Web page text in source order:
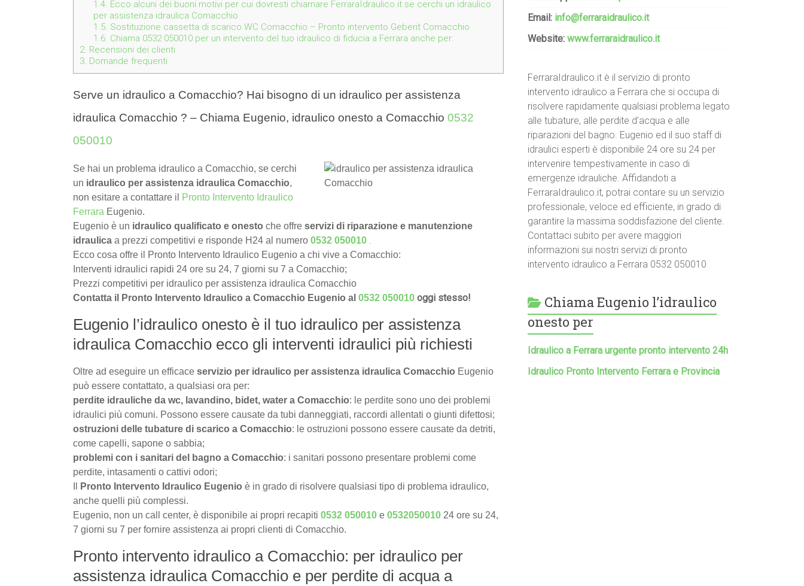
1.4. Ecco alcuni dei buoni motivi per cui dovresti chiamare FerraraIdraulico.it se cerchi un idraulico
per assistenza idraulica Comacchio
1.5. Sostituzione cassetta di scarico WC Comacchio – Pronto intervento Geberit Comacchio
1.6. Chiama 0532 050010 per un intervento del tuo idraulico di fiducia a Ferrara anche per:
2. Recensioni dei clienti
3. Domande frequenti
Serve un idraulico a Comacchio? Hai bisogno di un idraulico per assistenza
idraulica Comacchio ? – Chiama Eugenio, idraulico onesto a Comacchio 0532
050010
Se hai un problema idraulico a Comacchio, se cerchi
un idraulico per assistenza idraulica Comacchio,
non esitare a contattare il
Pronto Intervento Idraulico
Ferrara Eugenio.
Eugenio è un idraulico qualificato e onesto che offre servizi di riparazione e manutenzione
idraulica a prezzi competitivi e risponde H24 al numero 0532 050010 .
Ecco cosa offre il Pronto Intervento Idraulico Eugenio a chi vive a Comacchio:
Interventi idraulici rapidi 24 ore su 24, 7 giorni su 7 a Comacchio;
Prezzi competitivi per idraulico per assistenza idraulica Comacchio
Contatta il Pronto Intervento Idraulico a Comacchio Eugenio al 0532 050010 oggi stesso!
Eugenio l’idraulico onesto è il tuo idraulico per assistenza
idraulica Comacchio ecco gli interventi idraulici più richiesti
Oltre ad eseguire un efficace servizio per idraulico per assistenza idraulica Comacchio Eugenio
può essere contattato, a qualsiasi ora per:
perdite idrauliche da wc, lavandino, bidet, water a Comacchio: le perdite sono uno dei problemi
idraulici più comuni. Possono essere causate da tubi danneggiati, raccordi allentati o giunti difettosi;
ostruzioni delle tubature di scarico a Comacchio: le ostruzioni possono essere causate da detriti,
come capelli, sapone o sabbia;
problemi con i sanitari del bagno a Comacchio: i sanitari possono presentare problemi come
perdite, intasamenti o cattivi odori;
Pronto Intervento Idraulico Eugenio è in grado di risolvere qualsiasi tipo di problema idraulico,
anche quelli più complessi.
Eugenio, non un call center, è disponibile ai propri recapiti 0532 050010 e 0532050010 24 ore su 24,
7 giorni su 7 per fornire assistenza ai propri clienti di Comacchio.
Pronto intervento idraulico a Comacchio: per idraulico per
assistenza idraulica Comacchio e per perdite di acqua a
Email: info@ferraraidraulico.it
Website:www.ferraraidraulico.it
FerraraIdraulico.it è il servizio di pronto
intervento idraulico a Ferrara che si occupa di
risolvere rapidamente qualsiasi problema legato
alle tubature, alle perdite d’acqua e alle
riparazioni del bagno. Eugenio ed il suo staff di
idraulici esperti è disponibile 24 ore su 24 per
intervenire tempestivamente in caso di
emergenze idrauliche. Affidandoti a
FerraraIdraulico.it, potrai contare su un servizio
professionale, veloce ed efficiente, in grado di
garantire la massima soddisfazione del cliente.
Contattaci subito per avere maggiori
informazioni sui nostri servizi di pronto
intervento idraulico a Ferrara 0532 050010
Chiama Eugenio l’idraulico
onesto per
Idraulico a Ferrara urgente pronto intervento 24h
Idraulico Pronto Intervento Ferrara e Provincia